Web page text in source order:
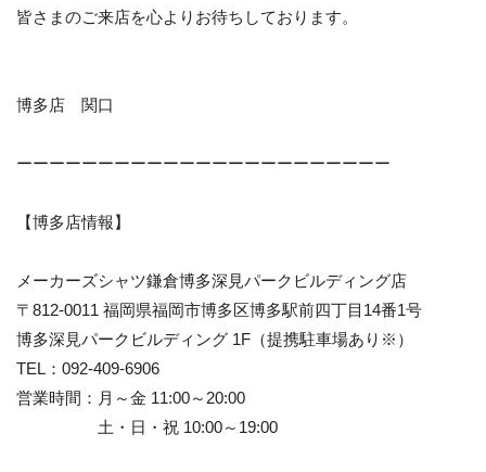
皆さまのご来店を心よりお待ちしております。
博多店 関口
ーーーーーーーーーーーーーーーーーーーーーーー
【博多店情報】
メーカーズシャツ鎌倉博多深見パークビルディング店
〒812-0011 福岡県福岡市博多区博多駅前四丁目14番1号
博多深見パークビルディング 1F（提携駐車場あり※）
TEL：092-409-6906
営業時間：月～金 11:00～20:00
土・日・祝 10:00～19:00